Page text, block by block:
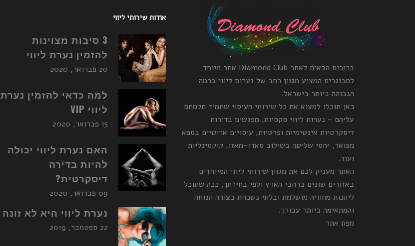
ברוכים הבאים לאתר Diamond Club אתר מיוחד
למבוגרים המציע מגוון רחב של נערות ליווי ברמה
הגבוהה ביותר בישראל.
כאן תוכלו למצוא את כל שירותי העיסוי שתמיד חלמתם
עליהם – נערות ליווי סקסיות, מפגשים בדירות
דיסקרטיות אינטימיות ופרטיות, עיסויים ארוטיים בספא
מפואר, יחסי שליטה בשילוב סאדו-מאזו, קוקסינליות
ועוד.
האתר מעניק לכם את מגוון שירותי ליווי המיוחדים
באזורים שונים ברחבי הארץ ולפי בחירתך, ככה שתוכל
ליהנות מחוויה מושלמת ובלתי נשכחת בצורה הנוחה
והמתאימה ביותר עבורך.
מפת אתר
אודות שירותי ליווי
3 סיבות מצוינות
להזמין נערת ליווי
20 פברואר, 2020
למה כדאי להזמין נערת
ליווי VIP
15 פברואר, 2020
האם נערת ליווי יכולה
להיות בדירה
דיסקרטית?
09 פברואר, 2020
נערת ליווי היא לא זונה
22 ספטמבר, 2019